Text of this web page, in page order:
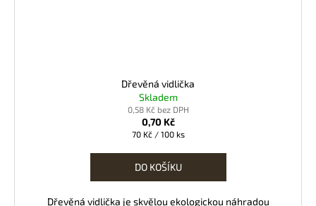
Dřevěná vidlička
Skladem
0,58 Kč bez DPH
0,70 Kč
Měrná
70 Kč / 100 ks
DO KOŠÍKU
Dřevěná vidlička je skvělou ekologickou náhradou